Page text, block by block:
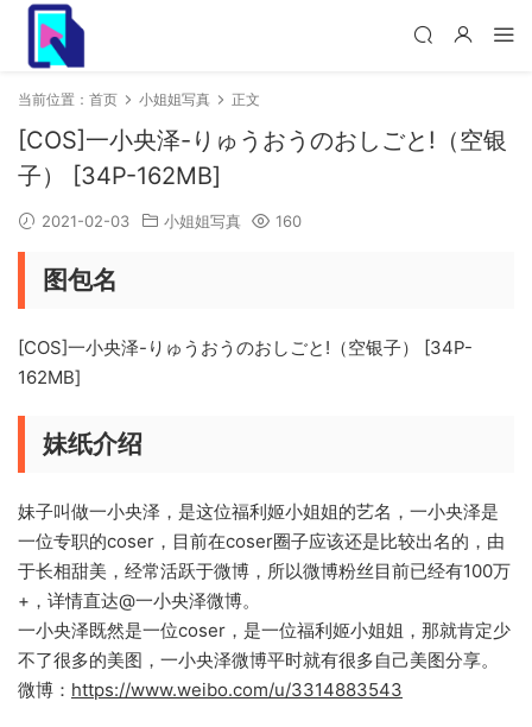
当前位置： 首页 小姐姐写真 正文
[COS]一小央泽-りゅうおうのおしごと!（空银
子） [34P-162MB]
2021-02-03 小姐姐写真 160
图包名
[COS]一小央泽-りゅうおうのおしごと!（空银子） [34P-
162MB]
妹纸介绍
妹子叫做一小央泽，是这位福利姬小姐姐的艺名，一小央泽是
一位专职的coser，目前在coser圈子应该还是比较出名的，由
于长相甜美，经常活跃于微博，所以微博粉丝目前已经有100万
+，详情直达@一小央泽微博。
一小央泽既然是一位coser，是一位福利姬小姐姐，那就肯定少
不了很多的美图，一小央泽微博平时就有很多自己美图分享。
微博： https://www.weibo.com/u/3314883543